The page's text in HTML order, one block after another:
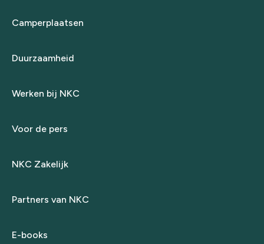
Camperplaatsen
Duurzaamheid
Werken bij NKC
Voor de pers
NKC Zakelijk
Partners van NKC
E-books